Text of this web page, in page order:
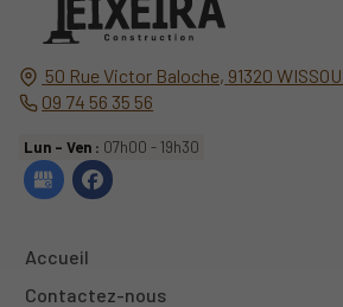
50 Rue Victor Baloche, 91320
09 74 56 35 56
Lun - Ven : 07h00 - 19h30
Accueil
Contactez-nous